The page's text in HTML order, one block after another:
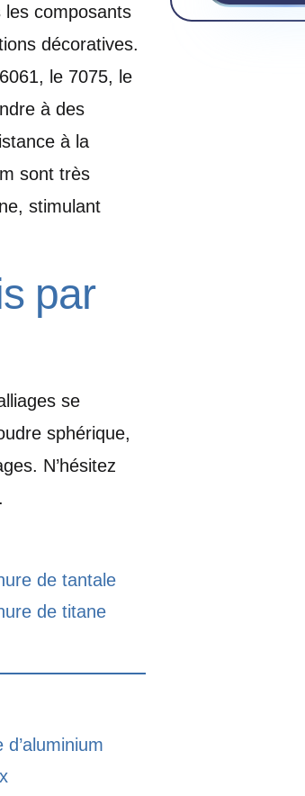
les composants
décoratives.
le 7075, le
à des
à la
sont très
stimulant
par
se
sphérique,
N’hésitez
de tantale
de titane
d’aluminium